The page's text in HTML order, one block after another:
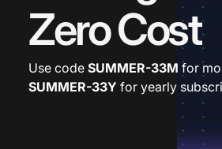
Zero Cost
Use code SUMMER-33M for
SUMMER-33Y for yearly